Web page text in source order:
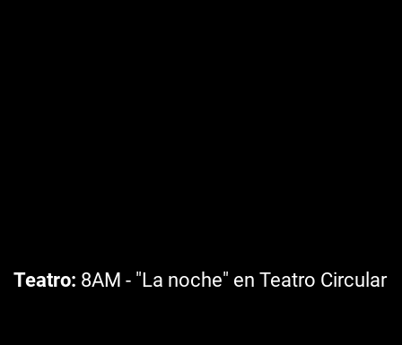
Teatro 8AM - "La noche" en Teatro Circular